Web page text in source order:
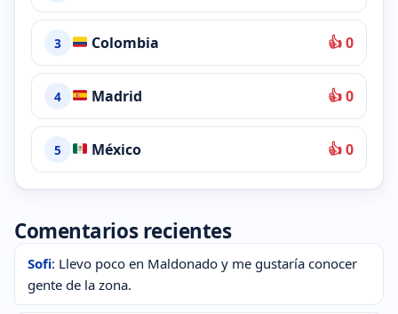
3 Colombia 👍 0
4 Madrid 👍 0
5 México 👍 0
Comentarios recientes
Sofi: Llevo poco en Maldonado y me gustaría conocer
gente de la zona.